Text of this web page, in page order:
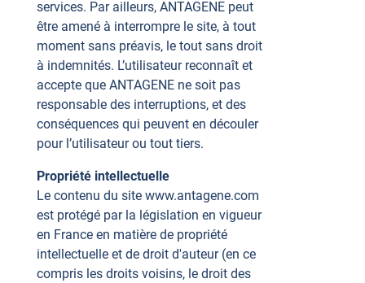
services. Par ailleurs, ANTAGENE peut
être amené à interrompre le site, à tout
moment sans préavis, le tout sans droit
à indemnités. L’utilisateur reconnaît et
accepte que ANTAGENE ne soit pas
responsable des interruptions, et des
conséquences qui peuvent en découler
pour l’utilisateur ou tout tiers.
Propriété intellectuelle
Le contenu du site www.antagene.com
est protégé par la législation en vigueur
en France en matière de propriété
intellectuelle et de droit d'auteur (en ce
compris les droits voisins, le droit des